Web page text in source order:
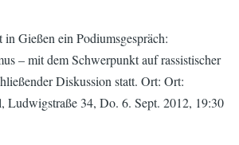
Gießen ein Podiumsgespräch:
– mit dem Schwerpunkt auf rassistischer
Diskussion statt. Ort: Ort:
Ludwigstraße 34, Do. 6. Sept. 2012, 19:30